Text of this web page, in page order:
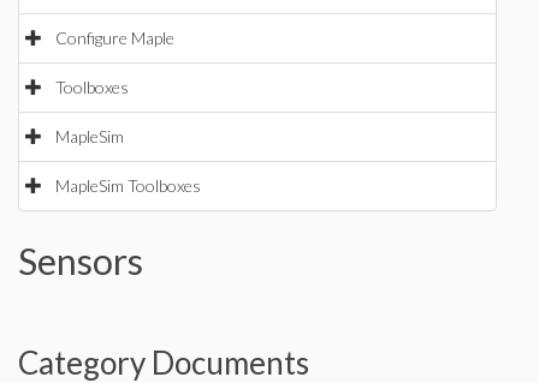
Configure Maple
Toolboxes
MapleSim
MapleSim Toolboxes
Sensors
Category Documents